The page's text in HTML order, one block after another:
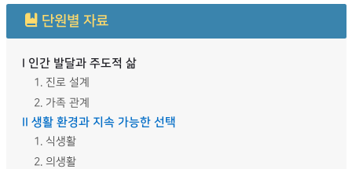
단원별 자료
I 인간 발달과 주도적 삶
1. 진로 설계
2. 가족 관계
II 생활 환경과 지속 가능한 선택
1. 식생활
2. 의생활